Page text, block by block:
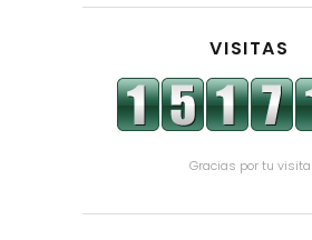
VISITAS
Gracias por tu visita